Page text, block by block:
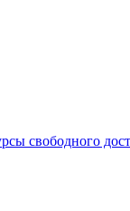
свободного